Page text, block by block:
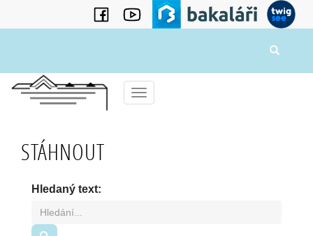
Menu
STÁHNOUT
Hledaný text: